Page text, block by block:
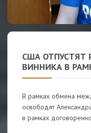
США ОТПУСТЯТ
ВИННИКА В
В рамках обмена
освободят
в рамках